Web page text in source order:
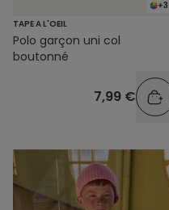
+3
TAPE A L'OEIL
Polo garçon uni col
boutonné
7,99 €